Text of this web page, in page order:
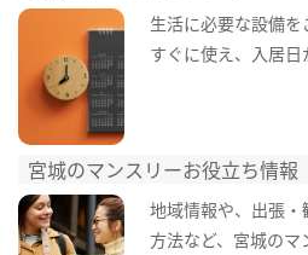
生活に必要な設備
すぐに使え、入居日
宮城のマンスリーお役立ち情報
地域情報や、出張
方法など、宮城の